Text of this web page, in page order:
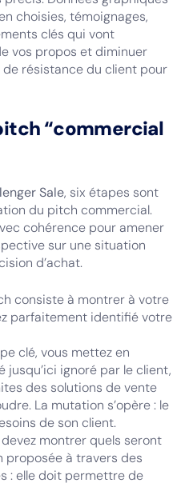
choisies, témoignages,
clés qui vont
vos propos et diminuer
résistance du client pour
“commercial
Sale, six étapes sont
du pitch commercial.
cohérence pour amener
sur une situation
d’achat.
consiste à montrer à votre
parfaitement identifié votre
clé, vous mettez en
jusqu’ici ignoré par le client,
des solutions de vente
La mutation s’opère : le
de son client.
montrer quels seront
proposée à travers des
: elle doit permettre de